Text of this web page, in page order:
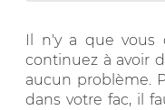
Il n'y a que vous
continuez à avoir
aucun problème.
dans votre fac, il